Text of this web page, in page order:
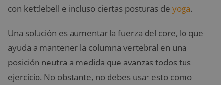
con kettlebell e incluso ciertas posturas de yoga.
Una solución es aumentar la fuerza del core, lo que
ayuda a mantener la columna vertebral en una
posición neutra a medida que avanzas todos tus
ejercicio. No obstante, no debes usar esto como